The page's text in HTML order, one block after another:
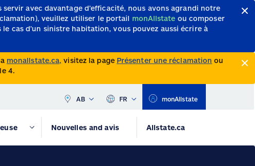
servir avec davantage d’efficacité, nous avons agrandi notre
veuillez utiliser le portail monAllstate ou composer
cas d’un sinistre habitation, vous pouvez aussi écrire à
monallstate.ca, visitez la page Présenter une réclamation ou
4.
AB FR monAllstate
Nouvelles and avis Allstate.ca